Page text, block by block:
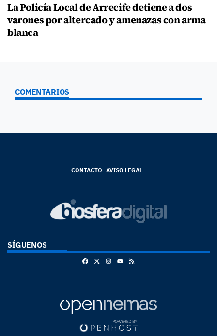
La Policía Local de Arrecife detiene a dos
varones por altercado y amenazas con arma
blanca
COMENTARIOS
CONTACTO AVISO LEGAL
SÍGUENOS
FacebookInstagram